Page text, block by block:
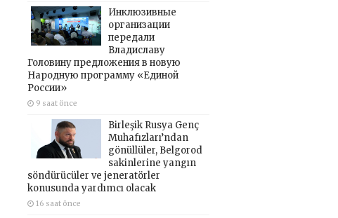
Инклюзивные
организации
передали
Владиславу
Головину предложения в новую
Народную программу «Единой
России»
9 saat önce
Birleşik Rusya Genç
Muhafızları’ndan
gönüllüler, Belgorod
sakinlerine yangın
söndürücüler ve jeneratörler
konusunda yardımcı olacak
16 saat önce